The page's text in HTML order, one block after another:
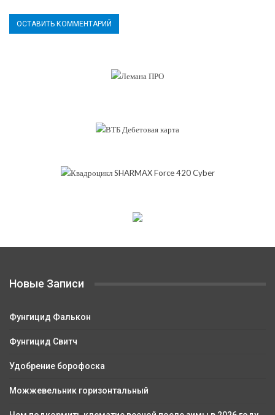
Новые Записи
Фунгицид Фалькон
Фунгицид Свитч
Удобрение борофоска
Можжевельник горизонтальный